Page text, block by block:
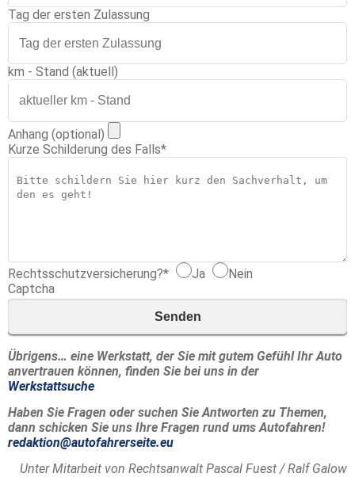
Tag der ersten Zulassung
km - Stand (aktuell)
Anhang (optional)
Kurze Schilderung des Falls*
Rechtsschutzversicherung?* Ja
Nein
Captcha
Senden
Übrigens… eine Werkstatt, der Sie mit gutem Gefühl Ihr Auto
anvertrauen können, finden Sie bei uns in der
Werkstattsuche
Haben Sie Fragen oder suchen Sie Antworten zu Themen,
dann schicken Sie uns Ihre Fragen rund ums Autofahren!
redaktion@autofahrerseite.eu
Unter Mitarbeit von Rechtsanwalt Pascal Fuest / Ralf Galow